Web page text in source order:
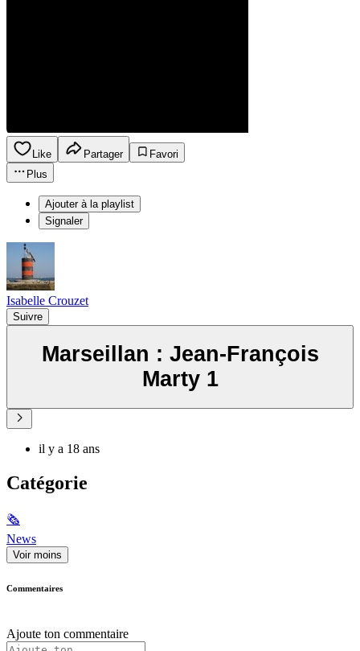
Like Partager
Favori
Plus
Ajouter à la playlist
Signaler
Isabelle Crouzet
Suivre
Marseillan : Jean-François
Marty 1
il y a 18 ans
Catégorie
🗞
News
Voir moins
Commentaires
Ajoute ton commentaire